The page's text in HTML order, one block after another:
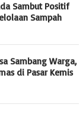
Sambut Positif
Sampah
Sambang Warga,
di Pasar Kemis